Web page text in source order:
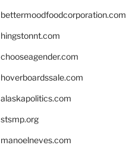
bettermoodfoodcorporation.com
hingstonnt.com
chooseagender.com
hoverboardssale.com
alaskapolitics.com
stsmp.org
manoelneves.com